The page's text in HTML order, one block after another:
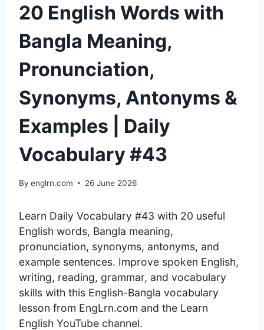
20 English Words with
Bangla Meaning,
Pronunciation,
Synonyms, Antonyms &
Examples | Daily
Vocabulary #43
By englrn.com 26 June 2026
Learn Daily Vocabulary #43 with 20 useful
English words, Bangla meaning,
pronunciation, synonyms, antonyms, and
example sentences. Improve spoken English,
writing, reading, grammar, and vocabulary
skills with this English-Bangla vocabulary
lesson from EngLrn.com and the Learn
English YouTube channel.